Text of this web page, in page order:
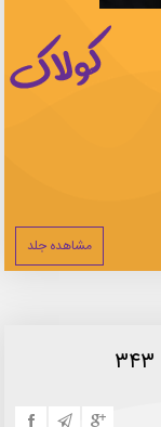
مشاهده جلد